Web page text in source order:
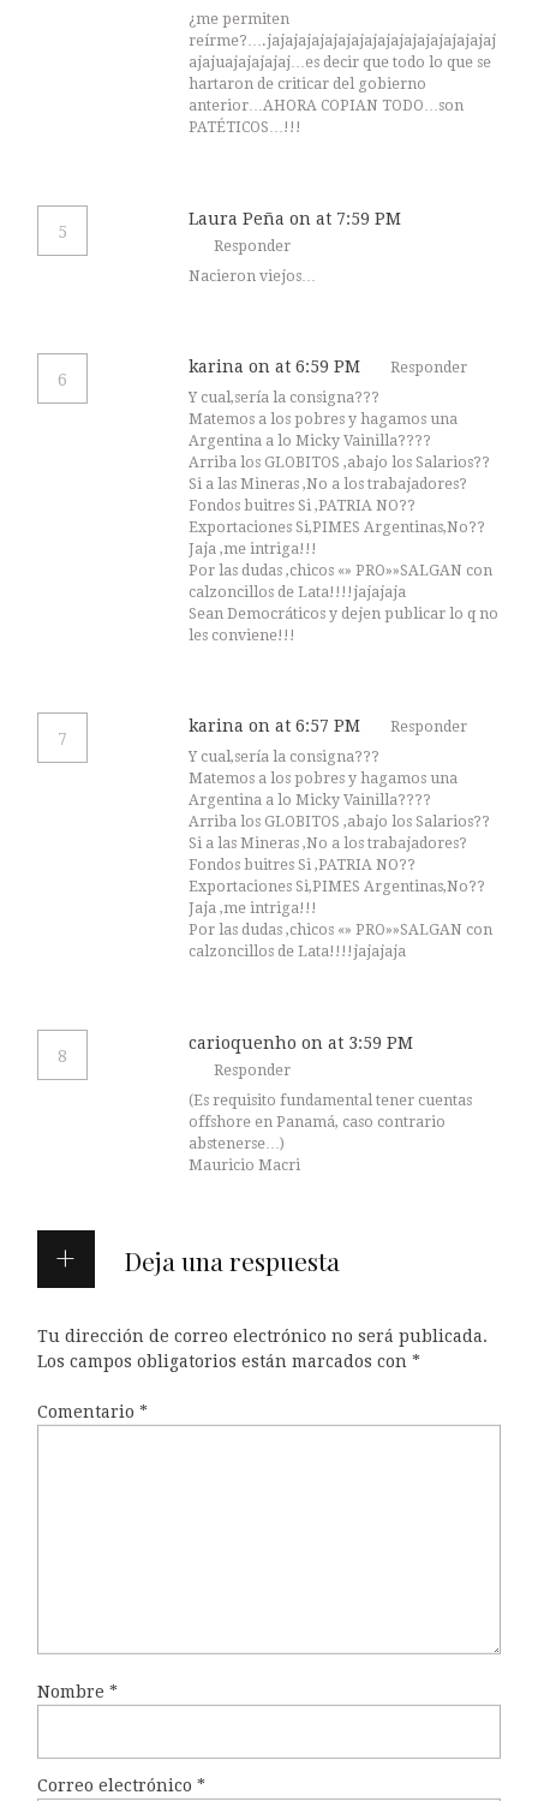
¿me permiten
reírme?….jajajajajajajajajajajajajajajajajaj
ajajuajajajajaj…es decir que todo lo que se
hartaron de criticar del gobierno
anterior…AHORA COPIAN TODO…son
PATÉTICOS…!!!
5
Laura Peña on at 7:59 PM
Responder
Nacieron viejos…
6
karina on at 6:59 PM
Responder
Y cual,sería la consigna???
Matemos a los pobres y hagamos una
Argentina a lo Micky Vainilla????
Arriba los GLOBITOS ,abajo los Salarios??
Si a las Mineras ,No a los trabajadores?
Fondos buitres Si ,PATRIA NO??
Exportaciones Si,PIMES Argentinas,No??
Jaja ,me intriga!!!
Por las dudas ,chicos «» PRO»»SALGAN con
calzoncillos de Lata!!!!jajajaja
Sean Democráticos y dejen publicar lo q no
les conviene!!!
7
karina on at 6:57 PM
Responder
Y cual,sería la consigna???
Matemos a los pobres y hagamos una
Argentina a lo Micky Vainilla????
Arriba los GLOBITOS ,abajo los Salarios??
Si a las Mineras ,No a los trabajadores?
Fondos buitres Si ,PATRIA NO??
Exportaciones Si,PIMES Argentinas,No??
Jaja ,me intriga!!!
Por las dudas ,chicos «» PRO»»SALGAN con
calzoncillos de Lata!!!!jajajaja
8
carioquenho on at 3:59 PM
Responder
(Es requisito fundamental tener cuentas
offshore en Panamá, caso contrario
abstenerse…)
Mauricio Macri
Deja una respuesta
Tu dirección de correo electrónico no será publicada.
Los campos obligatorios están marcados con *
Comentario *
Nombre *
Correo electrónico *